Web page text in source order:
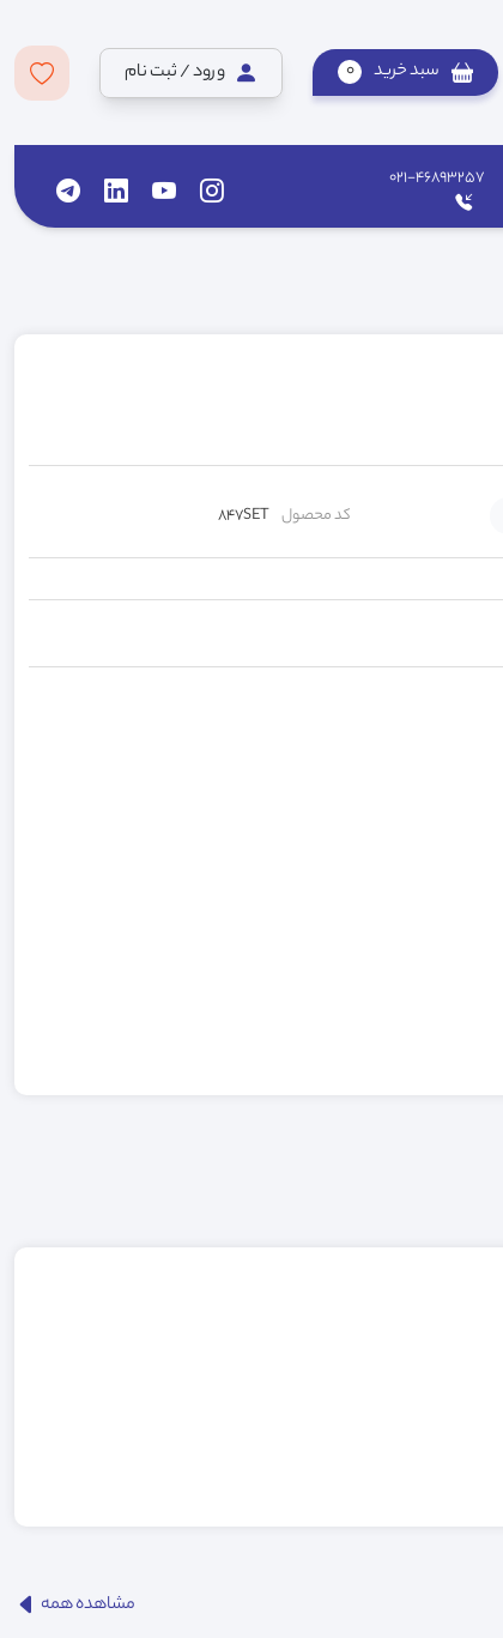
سبد خرید 0 ورود / ثبت نام
021-46893257
کد محصول 847SET
مشاهده همه